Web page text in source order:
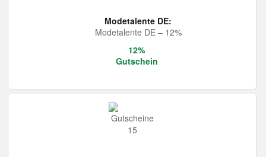
Modetalente DE:
Modetalente DE – 12%
12%
Gutschein